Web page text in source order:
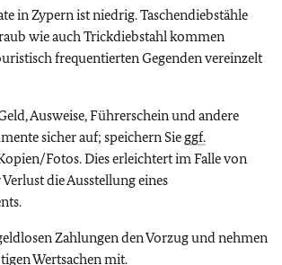
in Zypern ist niedrig. Taschendiebstähle
wie auch Trickdiebstahl kommen
frequentierten Gegenden vereinzelt
Ausweise, Führerschein und andere
sicher auf; speichern Sie ggf.
Fotos. Dies erleichtert im Falle von
die Ausstellung eines
Zahlungen den Vorzug und nehmen
Wertsachen mit.